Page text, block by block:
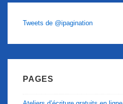
Tweets de @ipagination
PAGES